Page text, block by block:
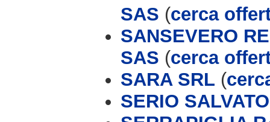
SAS (cerca
SANSEVERO
SAS (cerca
SARA SRL (
SERIO